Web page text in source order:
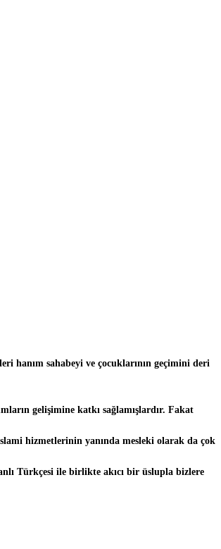
hanım sahabeyi ve çocuklarının geçimini deri
gelişimine katkı sağlamışlardır. Fakat
hizmetlerinin yanında mesleki olarak da çok
Türkçesi ile birlikte akıcı bir üslupla bizlere